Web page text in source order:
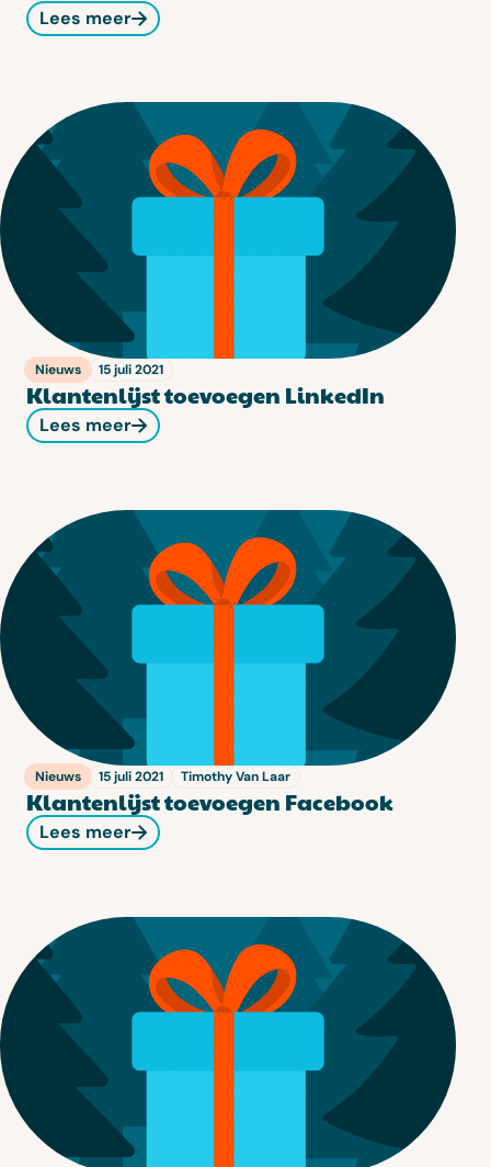
Lees meer
Nieuws 15 juli 2021
Klantenlijst toevoegen LinkedIn
Lees meer
Nieuws 15 juli 2021 Timothy Van Laar
Klantenlijst toevoegen Facebook
Lees meer